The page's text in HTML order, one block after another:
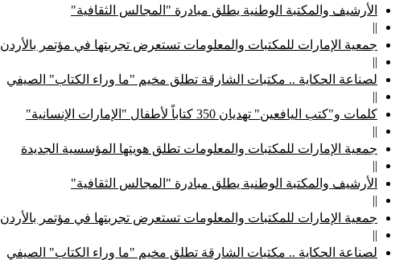
الأرشيف والمكتبة الوطنية يطلق مبادرة "المجالس الثقافية"
||
جمعية الإمارات للمكتبات والمعلومات تستعرض تجربتها في مؤتمر بالأردن
||
لصناعة الحكاية .. مكتبات الشارقة تطلق مخيم "ما وراء الكتاب" الصيفي
||
كلمات و"كتب اليافعين" تهديان 350 كتاباً لأطفال "الإمارات الإنسانية"
||
جمعية الإمارات للمكتبات والمعلومات تطلق هويتها المؤسسية الجديدة
||
الأرشيف والمكتبة الوطنية يطلق مبادرة "المجالس الثقافية"
||
جمعية الإمارات للمكتبات والمعلومات تستعرض تجربتها في مؤتمر بالأردن
||
لصناعة الحكاية .. مكتبات الشارقة تطلق مخيم "ما وراء الكتاب" الصيفي